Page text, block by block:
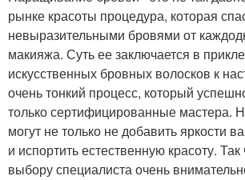
рынке красоты процедура, которая
невыразительными бровями от
макияжа. Суть ее заключается в
искусственных бровных волосков к
очень тонкий процесс, который
только сертифицированные мастера.
могут не только не добавить яркости
и испортить естественную красоту. Так
выбору специалиста очень